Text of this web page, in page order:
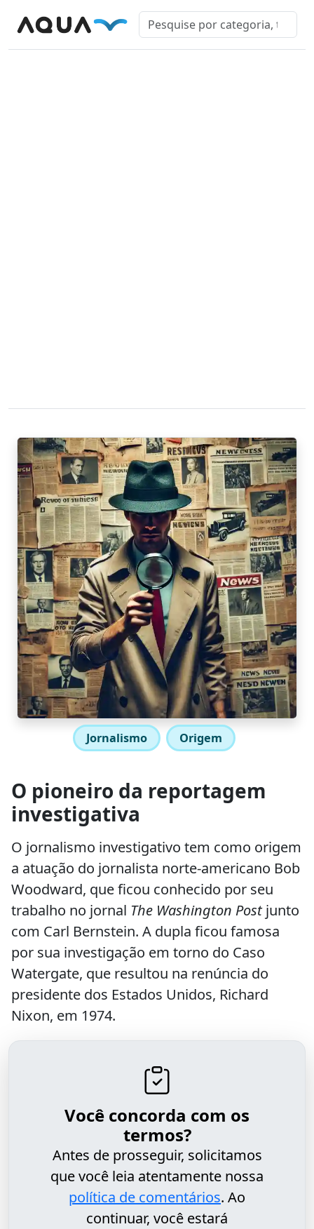
Jornalismo Origem
O pioneiro da reportagem
investigativa
O jornalismo investigativo tem como origem
a atuação do jornalista norte-americano Bob
Woodward, que ficou conhecido por seu
trabalho no jornal The Washington Postjunto
com Carl Bernstein. A dupla ficou famosa
por sua investigação em torno do Caso
Watergate, que resultou na renúncia do
presidente dos Estados Unidos, Richard
Nixon, em 1974.
Você concorda com os
termos?
Antes de prosseguir, solicitamos
que você leia atentamente nossa
política de comentários. Ao
continuar, você estará